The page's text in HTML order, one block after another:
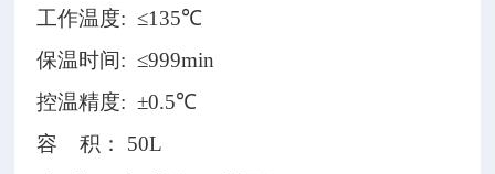
工作温度:≤135℃
保温时间:≤999min
控温精度:±0.5℃
容
积： 50L